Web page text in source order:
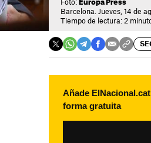
Foto: Europa Press
Barcelona. Jueves, 14 de
Tiempo de lectura: 2
Añade
forma gratuita